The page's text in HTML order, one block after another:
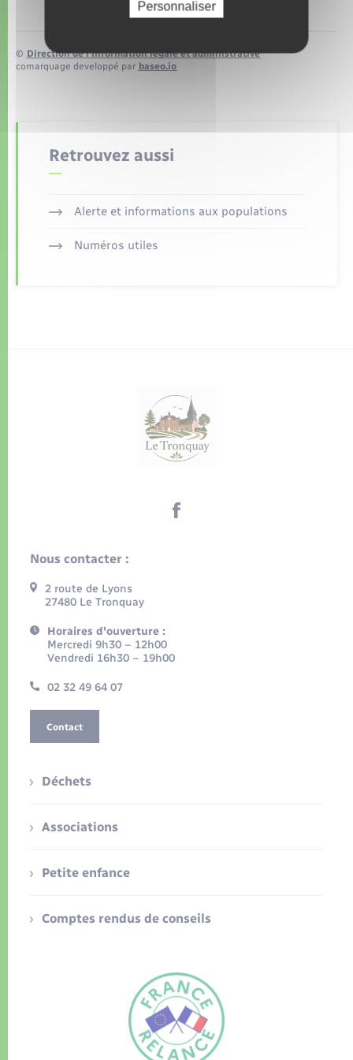
© Direction de l’information légale et administrative
comarquage developpé par baseo.io
Retrouvez aussi
Alerte et informations aux populations
Numéros utiles
Nous contacter :
2 route de Lyons
27480 Le Tronquay
Horaires d'ouverture :
Mercredi 9h30 – 12h00
Vendredi 16h30 – 19h00
02 32 49 64 07
Contact
Déchets
Associations
Petite enfance
Comptes rendus de conseils
Personnaliser